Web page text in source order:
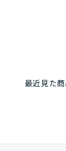
最近見た商